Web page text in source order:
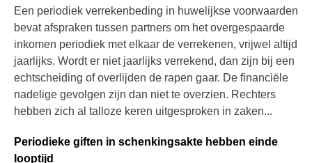
Een periodiek verrekenbeding in huwelijkse voorwaarden
bevat afspraken tussen partners om het overgespaarde
inkomen periodiek met elkaar de verrekenen, vrijwel altijd
jaarlijks. Wordt er niet jaarlijks verrekend, dan zijn bij een
echtscheiding of overlijden de rapen gaar. De financiële
nadelige gevolgen zijn dan niet te overzien. Rechters
hebben zich al talloze keren uitgesproken in zaken...
Periodieke giften in schenkingsakte hebben einde
looptijd